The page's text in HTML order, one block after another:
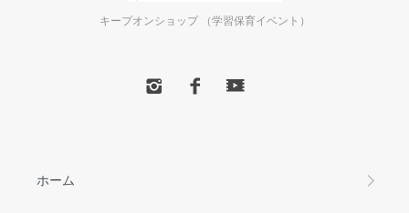
キープオンショップ （学習保育イベント）
ホーム